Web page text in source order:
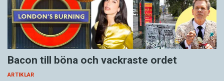
Bacon till böna och vackraste ordet
ARTIKLAR